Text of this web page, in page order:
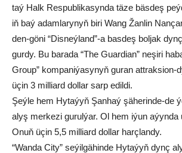
taý Halk Res­pub­li­ka­syn­da tä­ze bäs­deş
iň baý adam­la­ry­nyň bi­ri Wang Žan­lin
den-gö­ni “Dis­neý­land”-a bas­deş bol­jak
gur­dy. Bu ba­ra­da “The Gu­ar­di­an” ne­şi­ri
Group” kom­pa­ni­ýa­sy­nyň gu­ran at­trak­si­on-
üçin 3 mil­liard dol­lar sarp edil­di.
Şeý­le hem Hy­ta­ýyň Şan­haý şä­he­rin­de-de
alyş mer­ke­zi gu­rul­ýar. Ol hem iýun aýyn­da
Onuň üçin 5,5 mil­liard dol­lar harç­lan­dy.
“Wan­da City” se­ýil­gä­hin­de Hy­ta­ýyň dynç